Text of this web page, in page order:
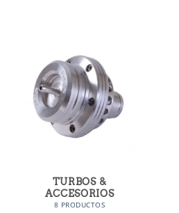
TURBOS &
ACCESORIOS
8 PRODUCTOS